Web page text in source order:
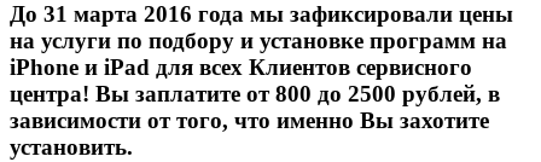
До 31 марта 2016 года мы зафиксировали цены
на услуги по подбору и установке программ на
iPhone и iPad для всех Клиентов сервисного
центра! Вы заплатите от 800 до 2500 рублей, в
зависимости от того, что именно Вы захотите
установить.